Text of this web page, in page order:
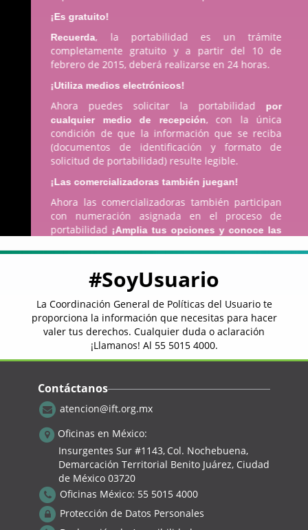
¡Es gratuito!
Recuerda, la portabilidad es un trámite
completamente gratuito y a partir del 10 de
febrero de 2015, deberá realizarse en 24 horas.
¡Utiliza medios electrónicos!
Ahora puedes solicitar la portabilidad por
cualquier medio de recepción, con la única
condición de que la información que se reciba
(documentos de identificación y formato de
solicitud de portabilidad) resulte legible.
¡Las comercializadoras también juegan!
Ahora las comercializadoras también participan
con numeración asignada en el proceso de
portabilidad ¡Amplia tus opciones y conoce las
Las reglas mantienen el NIP (Número de
Identificación Personal) de 4 dígitos, como el
mecanismo de confirmación para validar la
voluntad de los usuarios.
¿Cómo sé si me llegó el NIP?
enviará a tú número
leyenda: “ESTÁ INICIANDO SU CAMBIO DE
EMPRESA DE TELEFONÍA MÓVIL. ENTREGUE LA
CAMBIARSE. SU NIP DE PORTABILIDAD ES XXXX”
¿Me puedo portar de móvil a fijo?
La portabilidad se aplica únicamente
misma modalidad de contratación (
fijo al servicio fijo
móvil,de un servicio no geográfico al mismo
#SoyUsuario
La Coordinación General de Políticas del Usuario te
proporciona la información que necesitas para hacer
valer tus derechos. Cualquier duda o aclaración
¡Llamanos! Al 55 5015 4000.
Contáctanos
atencion@ift.org.mx
Oficinas en México:
Insurgentes Sur #1143, Col. Nochebuena,
Demarcación Territorial Benito Juárez, Ciudad
de México 03720
Oficinas México: 55 5015 4000
Protección de Datos Personales